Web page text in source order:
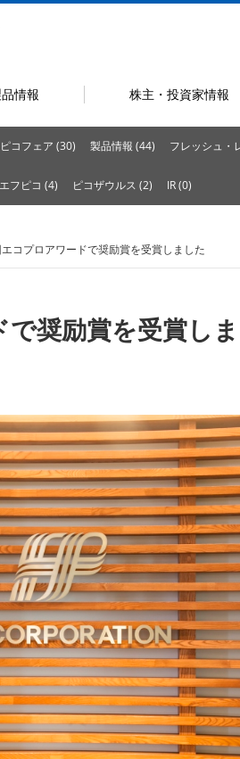
情報 株主・投資家情報
コフェア (30) 製品情報 (44) フレッシュ・
エフピコ (4) ピコザウルス (2) IR (0)
コプロアワードで奨励賞を受賞しました
奨励賞を受賞し